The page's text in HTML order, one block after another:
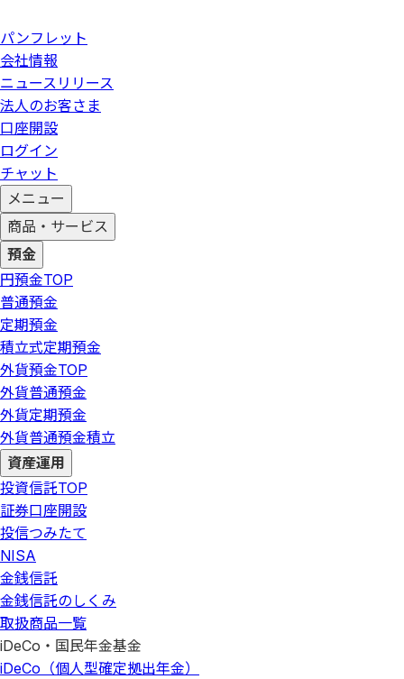
パンフレット
会社情報
ニュースリリース
法人のお客さま
口座開設
ログイン
チャット
メニュー
商品・サービス
預金
円預金TOP
普通預金
定期預金
積立式定期預金
外貨預金TOP
外貨普通預金
外貨定期預金
外貨普通預金積立
資産運用
投資信託TOP
証券口座開設
投信つみたて
NISA
金銭信託
金銭信託のしくみ
取扱商品一覧
iDeCo・国民年金基金
iDeCo（個人型確定拠出年金）